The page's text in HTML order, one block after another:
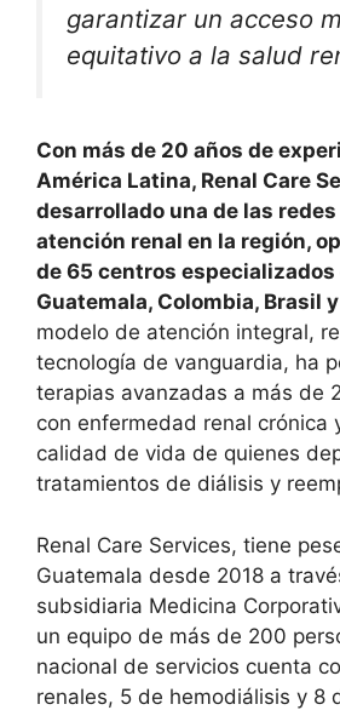
garantizar un acceso
equitativo a la salud
Con más de 20 años de
América Latina, Renal Care
desarrollado una de las
atención renal en la región,
de 65 centros especializados
Guatemala, Colombia, Brasil
modelo de atención integral,
tecnología de vanguardia, ha
terapias avanzadas a más de
con enfermedad renal crónica
calidad de vida de quienes
tratamientos de diálisis y
Renal Care Services, tiene
Guatemala desde 2018 a
subsidiaria Medicina
un equipo de más de 200
nacional de servicios cuenta
renales, 5 de hemodiálisis y 8